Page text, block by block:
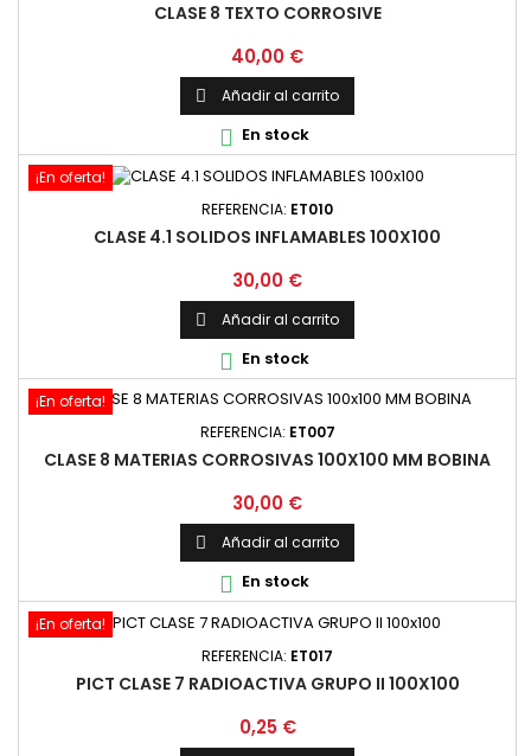
CLASE 8 TEXTO CORROSIVE
Precio
40,00 €
 Añadir al carrito
 En stock
¡En oferta!
REFERENCIA: ET010
CLASE 4.1 SOLIDOS INFLAMABLES 100X100
Precio
30,00 €
 Añadir al carrito
 En stock
¡En oferta!
REFERENCIA: ET007
CLASE 8 MATERIAS CORROSIVAS 100X100 MM BOBINA
Precio
30,00 €
 Añadir al carrito
 En stock
¡En oferta!
REFERENCIA: ET017
PICT CLASE 7 RADIOACTIVA GRUPO II 100X100
Precio
0,25 €